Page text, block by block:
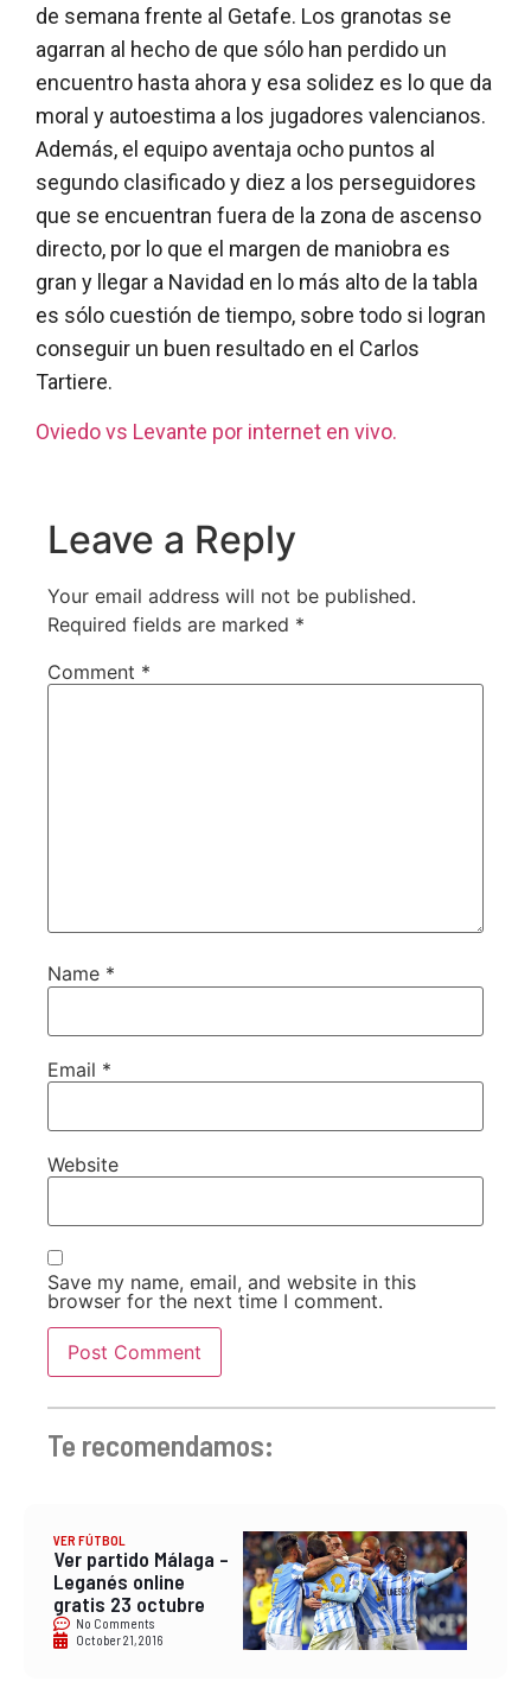
de semana frente al Getafe. Los granotas se
agarran al hecho de que sólo han perdido un
encuentro hasta ahora y esa solidez es lo que da
moral y autoestima a los jugadores valencianos.
Además, el equipo aventaja ocho puntos al
segundo clasificado y diez a los perseguidores
que se encuentran fuera de la zona de ascenso
directo, por lo que el margen de maniobra es
gran y llegar a Navidad en lo más alto de la tabla
es sólo cuestión de tiempo, sobre todo si logran
conseguir un buen resultado en el Carlos
Tartiere.
Oviedo vs Levante por internet en vivo.
Leave a Reply
Your email address will not be published.
Required fields are marked *
Comment *
Name *
Email *
Website
Save my name, email, and website in this
browser for the next time I comment.
Te recomendamos:
VER FÚTBOL
Ver partido Málaga –
Leganés online
gratis 23 octubre
No Comments
October 21, 2016